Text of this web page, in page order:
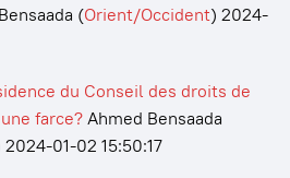
(Orient/Occident) 2024-
du Conseil des droits de
farce?Ahmed Bensaada
2024-01-02 15:50:17